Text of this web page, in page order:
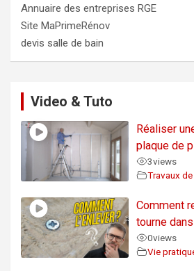
Annuaire des entreprises RGE
Site MaPrimeRénov
devis salle de bain
Video & Tuto
Réaliser
plaque de
3views
Travaux
Comment
tourne
0views
Vie